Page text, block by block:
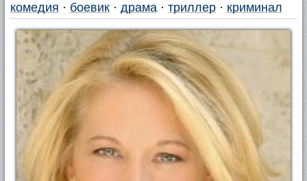
комедия · боевик · драма · триллер · криминал